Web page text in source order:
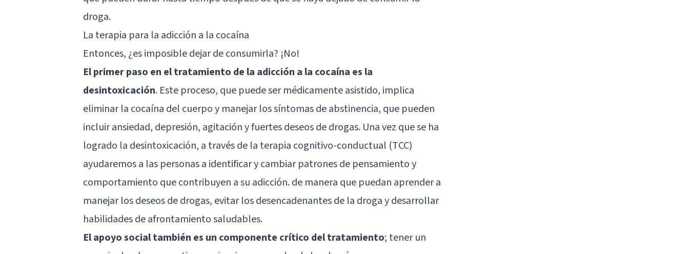
droga.
La terapia para la adicción a la cocaína
Entonces, ¿es imposible dejar de consumirla? ¡No!
El primer paso en el tratamiento de la adicción a la cocaína es la
desintoxicación. Este proceso, que puede ser médicamente asistido, implica
eliminar la cocaína del cuerpo y manejar los síntomas de abstinencia, que pueden
incluir ansiedad, depresión, agitación y fuertes deseos de drogas. Una vez que se ha
logrado la desintoxicación, a través de la terapia cognitivo-conductual (TCC)
ayudaremos a las personas a identificar y cambiar patrones de pensamiento y
comportamiento que contribuyen a su adicción. de manera que puedan aprender a
manejar los deseos de drogas, evitar los desencadenantes de la droga y desarrollar
habilidades de afrontamiento saludables.
El apoyo social también es un componente crítico del tratamiento; tener un